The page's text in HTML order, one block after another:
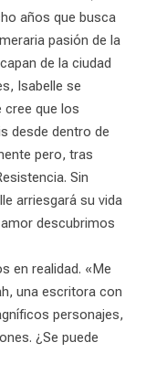
años que busca
pasión de la
de la ciudad
Isabelle se
cree que los
desde dentro de
pero, tras
Sin
arriesgará su vida
descubrimos
en realidad. «Me
una escritora con
personajes,
¿Se puede